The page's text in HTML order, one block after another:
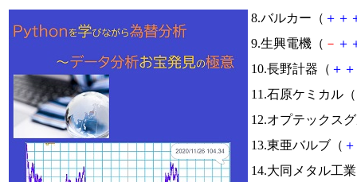
8.バルカー（ ＋ ＋
9.生興電機（ － ＋
10.長野計器（ ＋ ＋
11.石原ケミカル（
12.オプテックス
13.東亜バルブ（ ＋
14.大同メタル工